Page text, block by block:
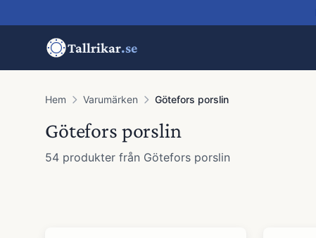
Tallrikar.se
Hem Varumärken Götefors porslin
Götefors porslin
54 produkter från Götefors porslin